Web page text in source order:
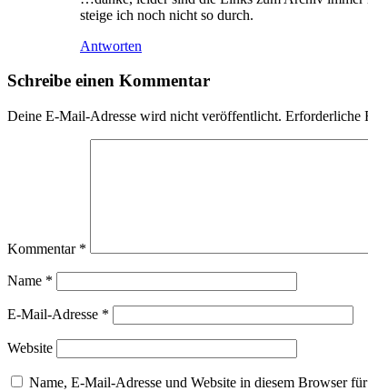
steige ich noch nicht so durch.
Antworten
Schreibe einen Kommentar
Deine E-Mail-Adresse wird nicht veröffentlicht. Erforderliche
Kommentar *
Name *
E-Mail-Adresse *
Website
Name, E-Mail-Adresse und Website in diesem Browser